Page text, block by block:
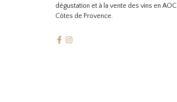
dégustation et à la vente des vins en AOC
Côtes de Provence.